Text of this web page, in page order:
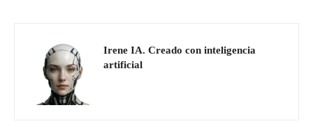
Irene IA. Creado con inteligencia
artificial